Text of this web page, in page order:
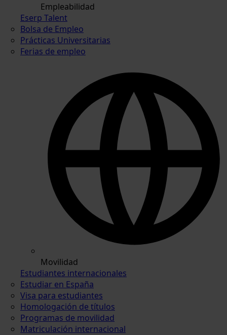
Empleabilidad
Eserp Talent
Bolsa de Empleo
Prácticas Universitarias
Ferias de empleo
Movilidad
Estudiantes internacionales
Estudiar en España
Visa para estudiantes
Homologación de títulos
Programas de movilidad
Matriculación internacional